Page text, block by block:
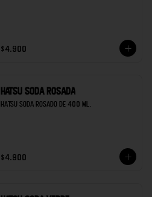
$4.900
Hatsu soda rosada
Hatsu soda rosado de 400 ml.
$4.900